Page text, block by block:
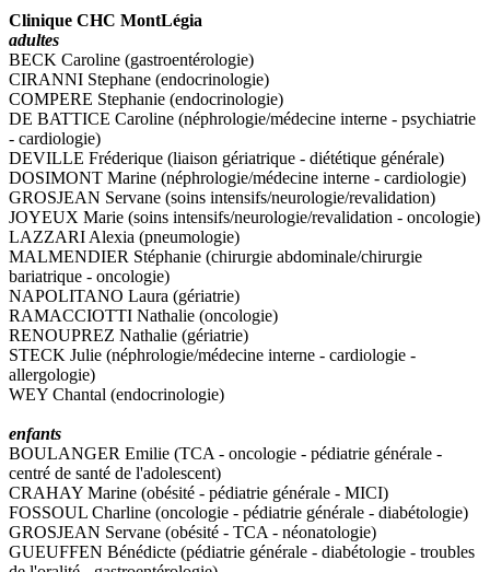
Clinique CHC MontLégia
adultes
BECK Caroline (gastroentérologie)
CIRANNI Stephane (endocrinologie)
COMPERE Stephanie (endocrinologie)
DE BATTICE Caroline (néphrologie/médecine interne - psychiatrie
- cardiologie)
DEVILLE Fréderique (liaison gériatrique - diététique générale)
DOSIMONT Marine (néphrologie/médecine interne - cardiologie)
GROSJEAN Servane (soins intensifs/neurologie/revalidation)
JOYEUX Marie (soins intensifs/neurologie/revalidation - oncologie)
LAZZARI Alexia (pneumologie)
MALMENDIER Stéphanie (chirurgie abdominale/chirurgie
bariatrique - oncologie)
NAPOLITANO Laura (gériatrie)
RAMACCIOTTI Nathalie (oncologie)
RENOUPREZ Nathalie (gériatrie)
STECK Julie (néphrologie/médecine interne - cardiologie -
allergologie)
WEY Chantal (endocrinologie)
enfants
BOULANGER Emilie (TCA - oncologie - pédiatrie générale -
centré de santé de l'adolescent)
CRAHAY Marine (obésité - pédiatrie générale - MICI)
FOSSOUL Charline (oncologie - pédiatrie générale - diabétologie)
GROSJEAN Servane (obésité - TCA - néonatologie)
GUEUFFEN Bénédicte (pédiatrie générale - diabétologie - troubles